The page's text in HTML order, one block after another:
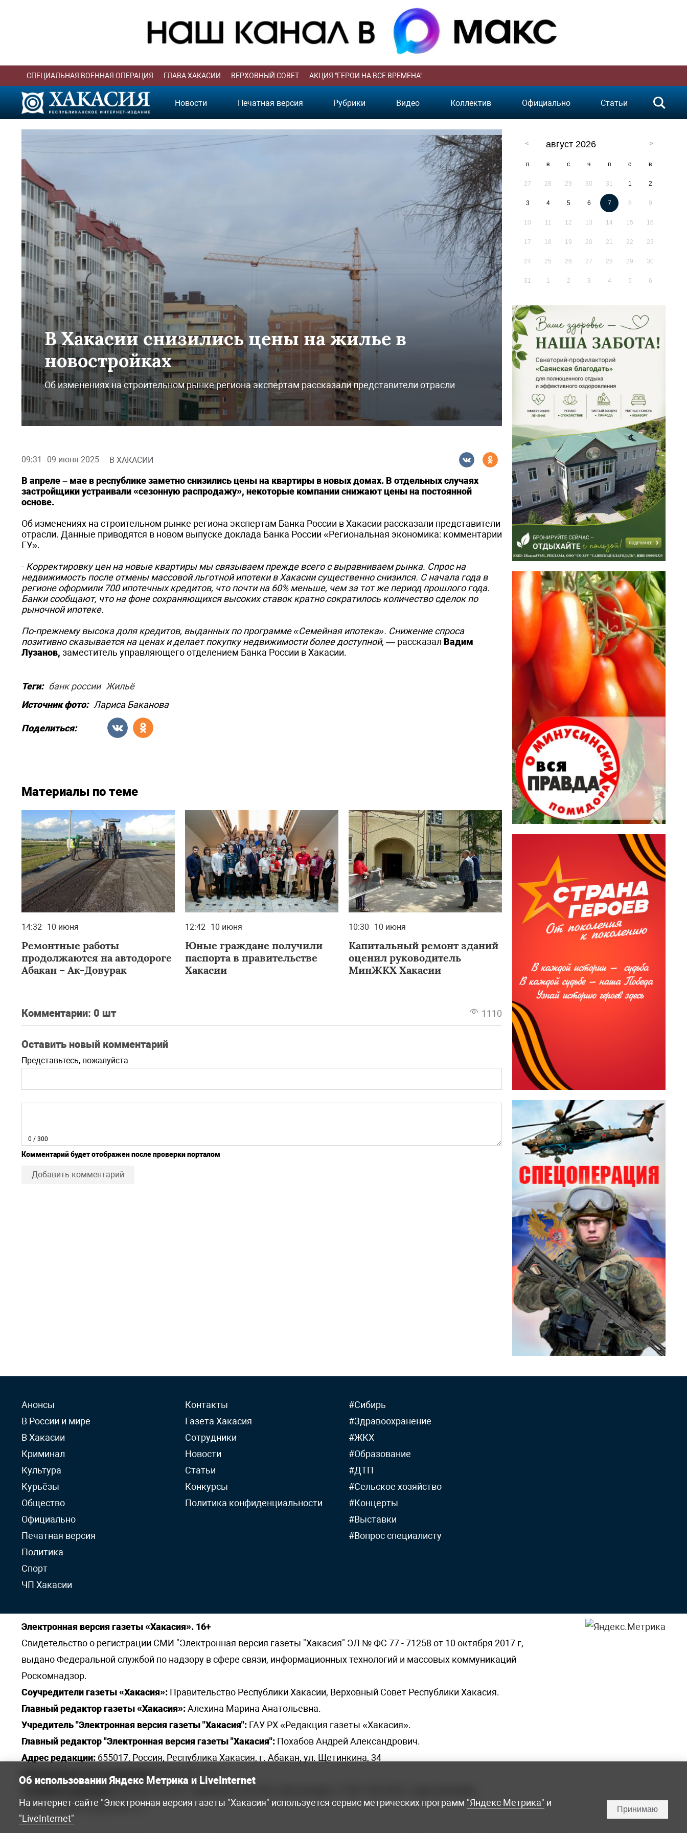
СПЕЦИАЛЬНАЯ ВОЕННАЯ ОПЕРАЦИЯ ГЛАВА ХАКАСИИ ВЕРХОВНЫЙ СОВЕТ АКЦИЯ "ГЕРОИ НА ВСЕ ВРЕМЕНА"
Новости Печатная версия Рубрики Видео Коллектив Официально Статьи
В Хакасии снизились цены на жилье в
новостройках
Об изменениях на строительном рынке региона экспертам рассказали представители отрасли
09:31 09 июня 2025 В ХАКАСИИ
В апреле – мае в республике заметно снизились цены на квартиры в новых домах. В отдельных случаях
застройщики устраивали «сезонную распродажу», некоторые компании снижают цены на постоянной
основе.
Об изменениях на строительном рынке региона экспертам Банка России в Хакасии рассказали представители
отрасли. Данные приводятся в новом выпуске доклада Банка России «Региональная экономика: комментарии
ГУ».
- Корректировку цен на новые квартиры мы связываем прежде всего с выравниваем рынка. Спрос на
недвижимость после отмены массовой льготной ипотеки в Хакасии существенно снизился. С начала года в
регионе оформили 700 ипотечных кредитов, что почти на 60% меньше, чем за тот же период прошлого года.
Банки сообщают, что на фоне сохраняющихся высоких ставок кратно сократилось количество сделок по
рыночной ипотеке.
По-прежнему высока доля кредитов, выданных по программе «Семейная ипотека». Снижение спроса
позитивно сказывается на ценах и делает покупку недвижимости более доступной, — рассказал Вадим
Лузанов, заместитель управляющего отделением Банка России в Хакасии.
Теги: банк россии Жильё
Источник фото: Лариса Баканова
Поделиться:
Материалы по теме
14:32 10 июня
Ремонтные работы
продолжаются на автодороге
Абакан – Ак-Довурак
12:42 10 июня
Юные граждане получили
паспорта в правительстве
Хакасии
10:30 10 июня
Капитальный ремонт зданий
оценил руководитель
МинЖКХ Хакасии
Комментарии: 0 шт 1110
Оставить новый комментарий
Представьтесь, пожалуйста
0 / 300
Комментарий будет отображен после проверки порталом
Добавить комментарий
август 2026
п в с ч п с в
27 28 29 30 31 1 2
3 4 5 6 7 8 9
10 11 12 13 14 15 16
17 18 19 20 21 22 23
24 25 26 27 28 29 30
31 1 2 3 4 5 6
Анонсы
В России и мире
В Хакасии
Криминал
Культура
Курьёзы
Общество
Официально
Печатная версия
Политика
Спорт
ЧП Хакасии
Контакты
Газета Хакасия
Сотрудники
Новости
Статьи
Конкурсы
Политика конфиденциальности
#Сибирь
#Здравоохранение
#ЖКХ
#Образование
#ДТП
#Сельское хозяйство
#Концерты
#Выставки
#Вопрос специалисту
Электронная версия газеты «Хакасия». 16+
Свидетельство о регистрации СМИ "Электронная версия газеты "Хакасия" ЭЛ № ФС 77 - 71258 от 10 октября 2017 г,
выдано Федеральной службой по надзору в сфере связи, информационных технологий и массовых коммуникаций
Роскомнадзор.
Соучредители газеты «Хакасия»: Правительство Республики Хакасии, Верховный Совет Республики Хакасия.
Главный редактор газеты «Хакасия»:Алехина Марина Анатольевна.
Учредитель "Электронная версия газеты "Хакасия": ГАУ РХ «Редакция газеты «Хакасия».
Главный редактор "Электронная версия газеты "Хакасия": Похабов Андрей Александрович.
Адрес редакции: 655017, Россия, Республика Хакасия, г. Абакан, ул. Щетинкина, 34
Электронная почта редакции: khakred@r-19.ru
elena.s.korotkowa@yandex.ru.
Об использовании Яндекс Метрика и LiveInternet
На интернет-сайте "Электронная версия газеты "Хакасия" используется сервис метрических программ "Яндекс Метрика" и
"LiveInternet"
Принимаю